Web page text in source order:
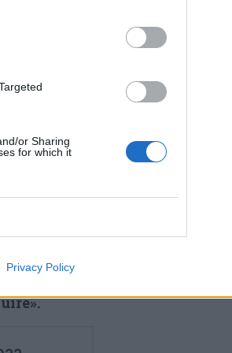
or Sharing
for which it
Privacy Policy
avevamo
ed
la
oggi
i
(su 51)